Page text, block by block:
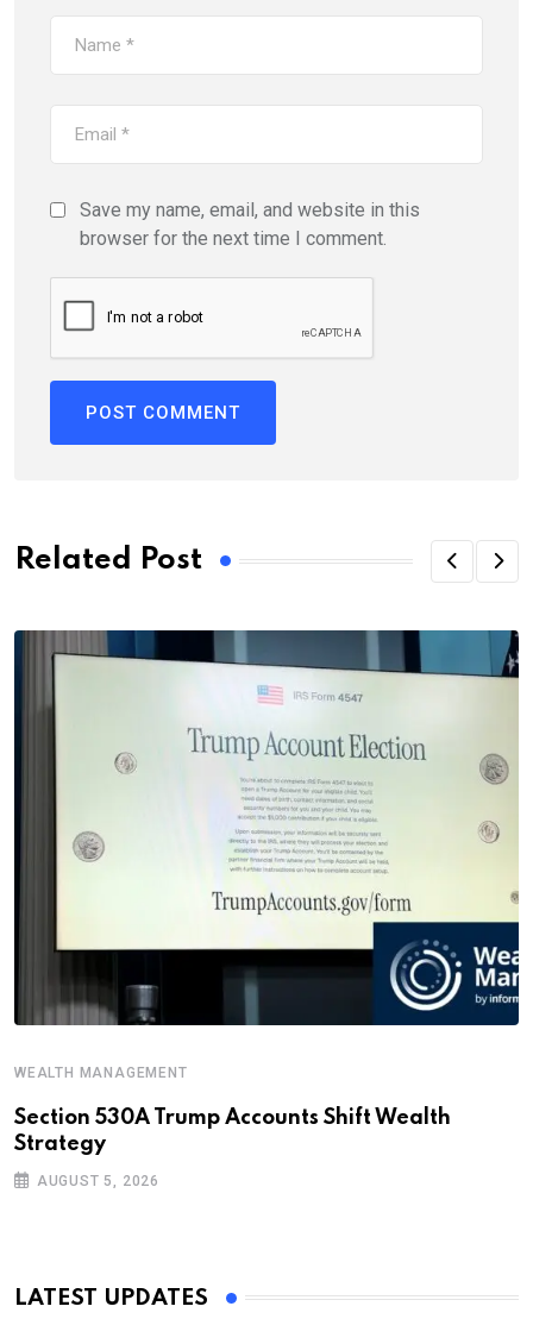
Save my name, email, and website in this
browser for the next time I comment.
Related Post
WEALTH MANAGEMENT
Section 530A Trump Accounts Shift Wealth
Strategy
AUGUST 5, 2026
LATEST UPDATES